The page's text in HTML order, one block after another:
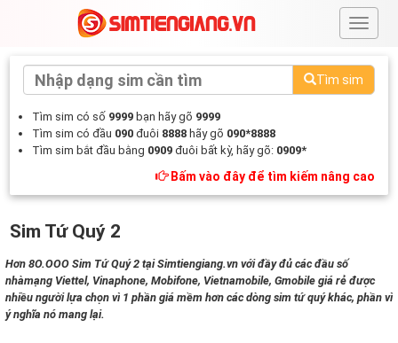
#
Tìm sim
Tìm sim có số 9999 bạn hãy gõ 9999
Tìm sim có đầu 090 đuôi 8888 hãy gõ 090*8888
Tìm sim bắt đầu bằng 0909 đuôi bất kỳ, hãy gõ: 0909*
Bấm vào đây để tìm kiếm nâng cao
Sim Tứ Quý 2
Hơn 8O.OOO Sim Tứ Quý 2 tại Simtiengiang.vn với đầy đủ các đầu số
nhàmạng Viettel, Vinaphone, Mobifone, Vietnamobile, Gmobile giá rẻ được
nhiều người lựa chọn vì 1 phần giá mềm hơn các dòng sim tứ quý khác, phần vì
ý nghĩa nó mang lại.